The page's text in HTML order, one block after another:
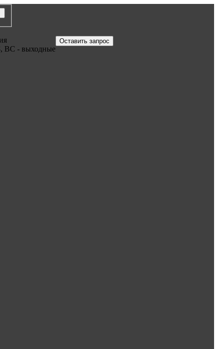
ВС - выходные
Оставить запрос